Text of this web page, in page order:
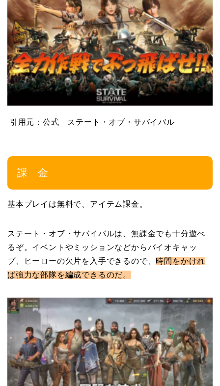
引用元：公式 ステート・オブ・サバイバル
課 金
基本プレイは無料で、アイテム課金。
ステート・オブ・サバイバルは、無課金でも十分遊べ
るぞ。イベントやミッションなどからバイオキャッ
プ、ヒーローの欠片を入手できるので、 時間をかけれ
ば強力な部隊を編成できるのだ。